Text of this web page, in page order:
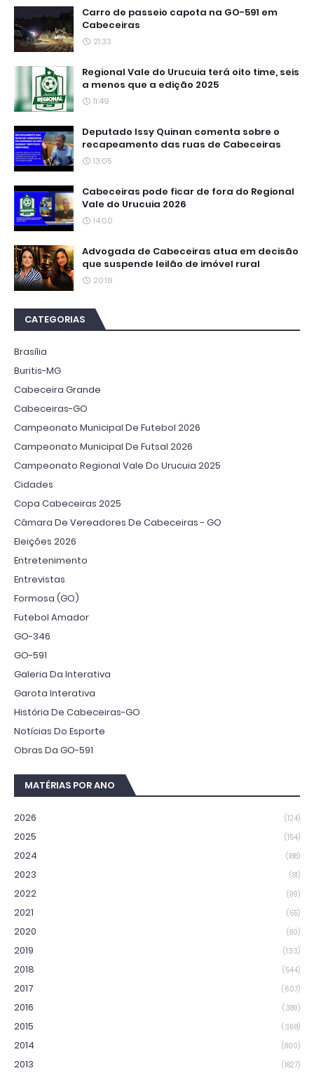
Carro de passeio capota na GO-591 em
Cabeceiras
21:33
Regional Vale do Urucuia terá oito time, seis
a menos que a edição 2025
11:49
Deputado Issy Quinan comenta sobre o
recapeamento das ruas de Cabeceiras
13:05
Cabeceiras pode ficar de fora do Regional
Vale do Urucuia 2026
14:00
Advogada de Cabeceiras atua em decisão
que suspende leilão de imóvel rural
20:18
CATEGORIAS
Brasília
Buritis-MG
Cabeceira Grande
Cabeceiras-GO
Campeonato Municipal De Futebol 2026
Campeonato Municipal De Futsal 2026
Campeonato Regional Vale Do Urucuia 2025
Cidades
Copa Cabeceiras 2025
Câmara De Vereadores De Cabeceiras - GO
Eleições 2026
Entretenimento
Entrevistas
Formosa (GO)
Futebol Amador
GO-346
GO-591
Galeria Da Interativa
Garota Interativa
História De Cabeceiras-GO
Notícias Do Esporte
Obras Da GO-591
MATÉRIAS POR ANO
2026 (124)
2025 (154)
2024 (188)
2023 (81)
2022 (99)
2021 (55)
2020 (80)
2019 (133)
2018 (544)
2017 (607)
2016 (389)
2015 (368)
2014 (800)
2013 (1827)